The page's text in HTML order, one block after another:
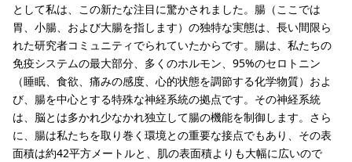
として私は、この新たな注目に驚かされました。腸（ここでは
胃、小腸、および大腸を指します）の独特な実態は、長い間限ら
れた研究者コミュニティでられていたからです。腸は、私たちの
免疫システムの最大部分、多くのホルモン、95%のセロトニン
（睡眠、食欲、痛みの感度、心的状態を調節する化学物質）およ
び、腸を中心とする特殊な神経系統の拠点です。その神経系統
は、脳とは多かれ少なかれ独立して腸の機能を制御します。さら
に、腸は私たちを取り巻く環境との重要な接点でもあり、その表
面積は約42平方メートルと、肌の表面積よりも大幅に広いので